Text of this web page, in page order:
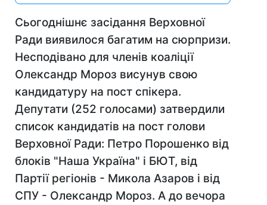
Сьогоднішнє засідання Верховної
Ради виявилося багатим на сюрпризи.
Несподівано для членів коаліції
Олександр Мороз висунув свою
кандидатуру на пост спікера.
Депутати (252 голосами) затвердили
список кандидатів на пост голови
Верховної Ради: Петро Порошенко від
блоків "Наша Україна" і БЮТ, від
Партії регіонів - Микола Азаров і від
СПУ - Олександр Мороз. А до вечора